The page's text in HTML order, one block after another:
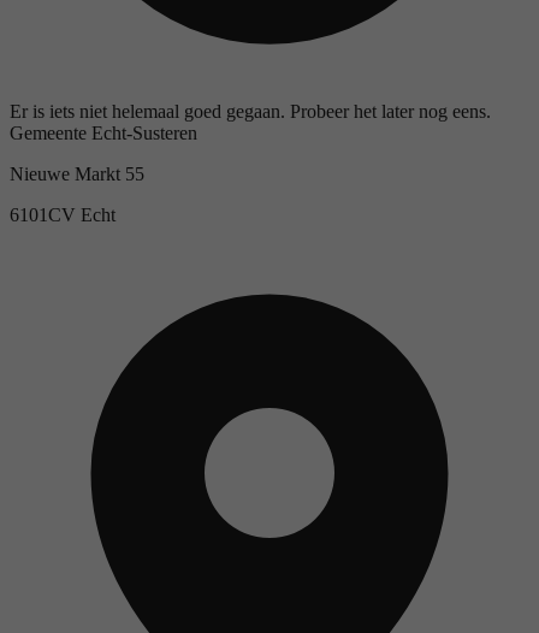
Er is iets niet helemaal goed gegaan. Probeer het later nog eens.
Gemeente Echt-Susteren
Nieuwe Markt 55
6101CV Echt